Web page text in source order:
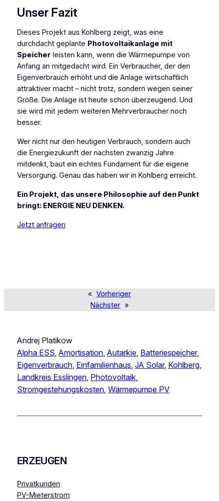
Unser Fazit
Dieses Projekt aus Kohlberg zeigt, was eine
durchdacht geplante Photovoltaikanlage mit
Speicher leisten kann, wenn die Wärmepumpe von
Anfang an mitgedacht wird. Ein Verbraucher, der den
Eigenverbrauch erhöht und die Anlage wirtschaftlich
attraktiver macht – nicht trotz, sondern wegen seiner
Größe. Die Anlage ist heute schon überzeugend. Und
sie wird mit jedem weiteren Mehrverbraucher noch
besser.
Wer nicht nur den heutigen Verbrauch, sondern auch
die Energiezukunft der nächsten zwanzig Jahre
mitdenkt, baut ein echtes Fundament für die eigene
Versorgung. Genau das haben wir in Kohlberg erreicht.
Ein Projekt, das unsere Philosophie auf den Punkt
bringt: ENERGIE NEU DENKEN.
Jetzt anfragen
« Vorheriger
Nächster »
Andrej Platikow
Alpha ESS Amortisation, Autarkie, Batteriespeicher
Eigenverbrauch, Einfamilienhaus JA Solar, Kohlberg
Landkreis Esslingen, Photovoltaik
Stromgestehungskosten, Wärmepumpe PV
ERZEUGEN
Privatkunden
PV-Mieterstrom